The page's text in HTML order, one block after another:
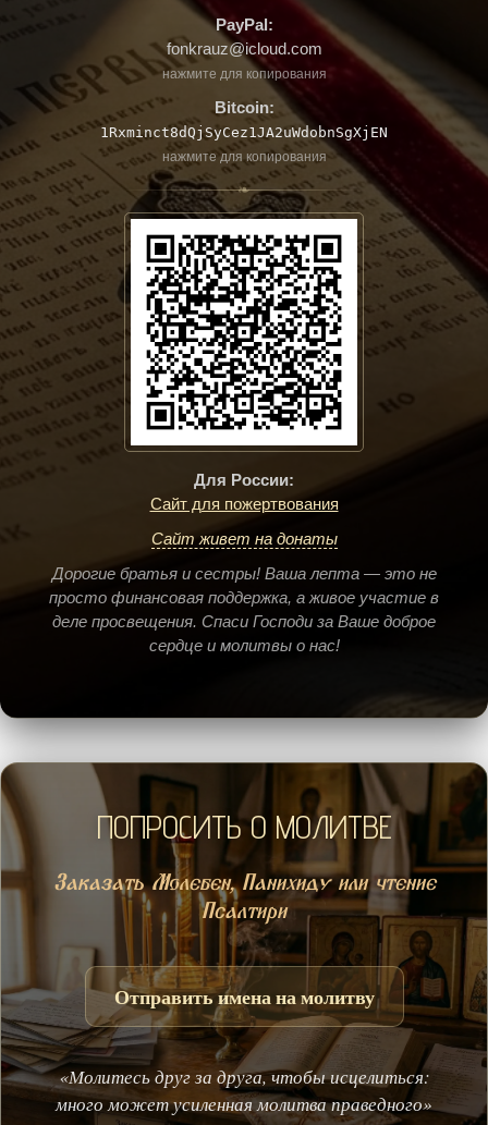
PayPal:
fonkrauz@icloud.com
нажмите для копирования
Bitcoin:
1Rxminct8dQjSyCez1JA2uWdobnSgXjEN
нажмите для копирования
❧
Для России:
Сайт для пожертвования
Сайт живет на донаты
Дорогие братья и сестры! Ваша лепта — это не
просто финансовая поддержка, а живое участие в
деле просвещения. Спаси Господи за Ваше доброе
сердце и молитвы о нас!
ПОПРОСИТЬ О МОЛИТВЕ
Заказать Молебен, Панихиду или чтение
Псалтири
Отправить имена на молитву
«Молитесь друг за друга, чтобы исцелиться:
много может усиленная молитва праведного»